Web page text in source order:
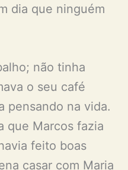
dia que ninguém
não tinha
o seu café
pensando na vida.
que Marcos fazia
feito boas
casar com Maria